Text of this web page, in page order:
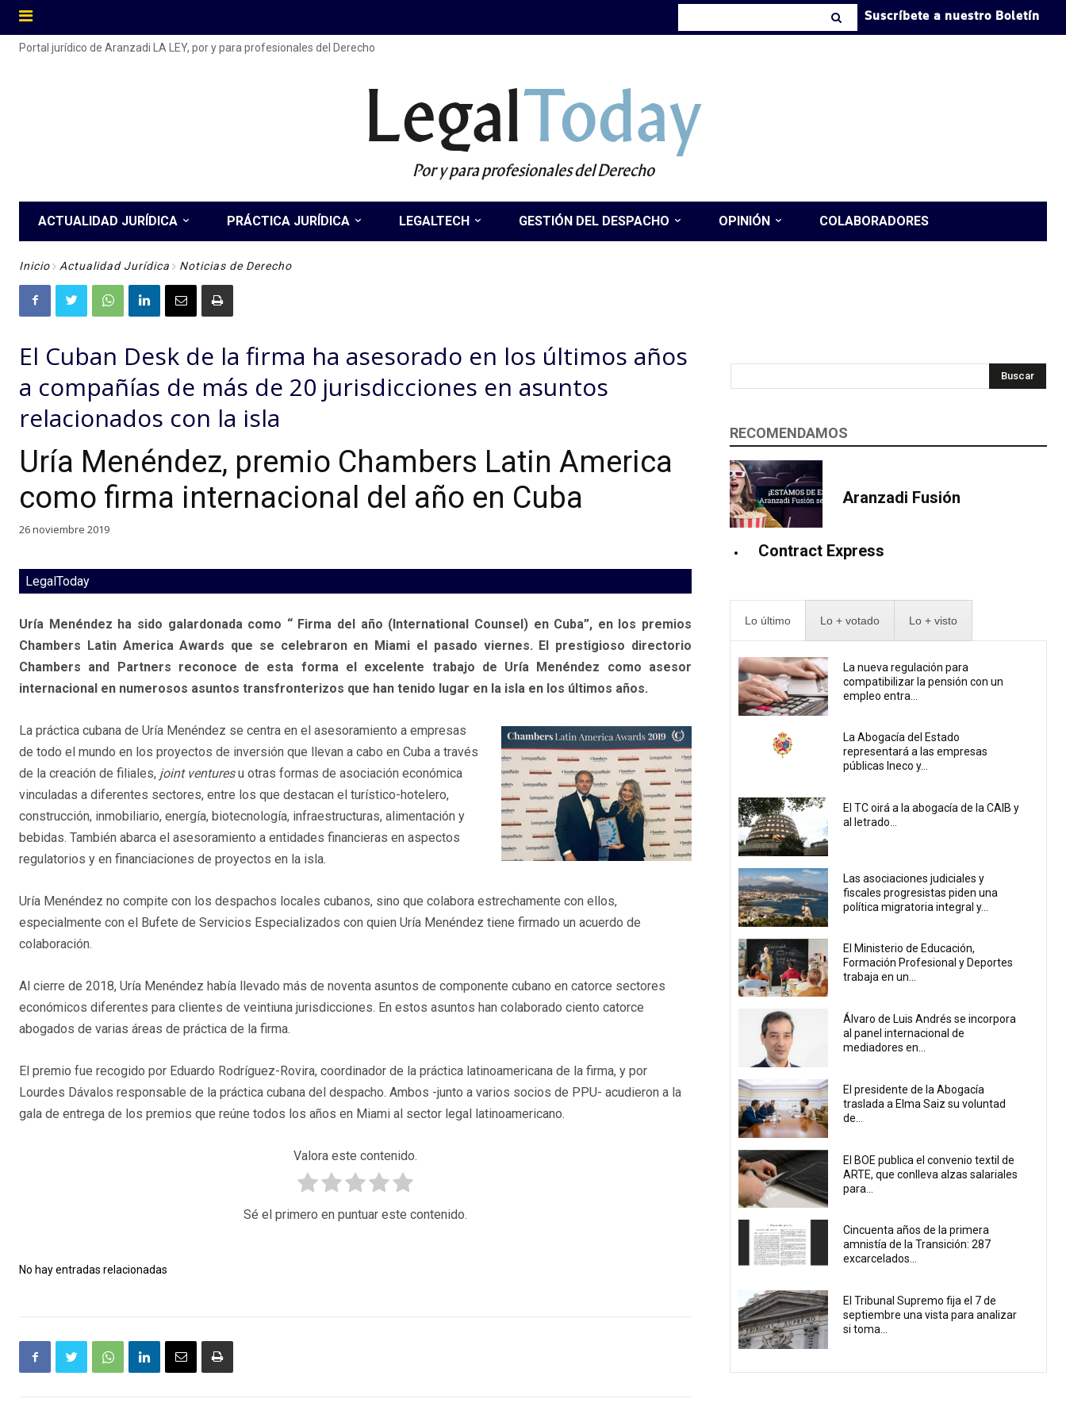
Suscríbete a nuestro Boletín
Portal jurídico de Aranzadi LA LEY, por y para profesionales del Derecho
LegalToday
Por y para profesionales del Derecho
ACTUALIDAD JURÍDICA PRÁCTICA JURÍDICA LEGALTECH GESTIÓN DEL DESPACHO OPINIÓN COLABORADORES
Inicio Actualidad Jurídica Noticias de Derecho
El Cuban Desk de la firma ha asesorado en los últimos años
a compañías de más de 20 jurisdicciones en asuntos
relacionados con la isla
Uría Menéndez, premio Chambers Latin America
como firma internacional del año en Cuba
26 noviembre 2019
LegalToday
Uría Menéndez ha sido galardonada como “ Firma del año (International Counsel) en Cuba”, en los premios
Chambers Latin America Awards que se celebraron en Miami el pasado viernes. El prestigioso directorio
Chambers and Partners reconoce de esta forma el excelente trabajo de Uría Menéndez como asesor
internacional en numerosos asuntos transfronterizos que han tenido lugar en la isla en los últimos años.
La práctica cubana de Uría Menéndez se centra en el asesoramiento a empresas
de todo el mundo en los proyectos de inversión que llevan a cabo en Cuba a través
de la creación de filiales, joint venturesu otras formas de asociación económica
vinculadas a diferentes sectores, entre los que destacan el turístico-hotelero,
construcción, inmobiliario, energía, biotecnología, infraestructuras, alimentación y
bebidas. También abarca el asesoramiento a entidades financieras en aspectos
regulatorios y en financiaciones de proyectos en la isla.
Uría Menéndez no compite con los despachos locales cubanos, sino que colabora estrechamente con ellos,
especialmente con el Bufete de Servicios Especializados con quien Uría Menéndez tiene firmado un acuerdo de
colaboración.
Al cierre de 2018, Uría Menéndez había llevado más de noventa asuntos de componente cubano en catorce sectores
económicos diferentes para clientes de veintiuna jurisdicciones. En estos asuntos han colaborado ciento catorce
abogados de varias áreas de práctica de la firma.
El premio fue recogido por Eduardo Rodríguez-Rovira, coordinador de la práctica latinoamericana de la firma, y por
Lourdes Dávalos responsable de la práctica cubana del despacho. Ambos -junto a varios socios de PPU- acudieron a la
gala de entrega de los premios que reúne todos los años en Miami al sector legal latinoamericano.
Valora este contenido.
Sé el primero en puntuar este contenido.
No hay entradas relacionadas
Buscar
RECOMENDAMOS
Aranzadi Fusión
Contract Express
Lo último Lo + votado Lo + visto
La nueva regulación para
compatibilizar la pensión con un
empleo entra...
La Abogacía del Estado
representará a las empresas
públicas Ineco y...
El TC oirá a la abogacía de la CAIB y
al letrado...
Las asociaciones judiciales y
fiscales progresistas piden una
política migratoria integral y...
El Ministerio de Educación,
Formación Profesional y Deportes
trabaja en un...
Álvaro de Luis Andrés se incorpora
al panel internacional de
mediadores en...
El presidente de la Abogacía
traslada a Elma Saiz su voluntad
de...
El BOE publica el convenio textil de
ARTE, que conlleva alzas salariales
para...
Cincuenta años de la primera
amnistía de la Transición: 287
excarcelados...
El Tribunal Supremo fija el 7 de
septiembre una vista para analizar
si toma...